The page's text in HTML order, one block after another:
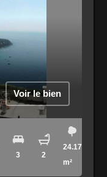
Voir le bien
3 2
24.17
m²